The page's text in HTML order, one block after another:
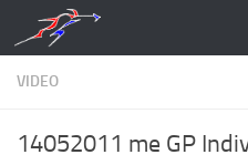
Doorgaan naar inhoud
VIDEO
14052011 me GP